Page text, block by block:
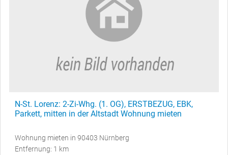
N-St. Lorenz: 2-Zi-Whg. (1. OG), ERSTBEZUG, EBK,
Parkett, mitten in der Altstadt Wohnung mieten
Wohnung mieten in 90403 Nürnberg
Entfernung: 1 km